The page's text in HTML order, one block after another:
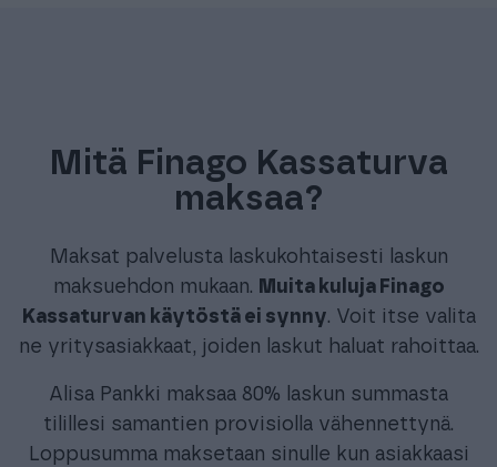
Mitä Finago Kassaturva
maksaa?
Maksat palvelusta laskukohtaisesti laskun
maksuehdon mukaan. Muita kuluja Finago
Kassaturvan käytöstä ei synny. Voit itse valita
ne yritysasiakkaat, joiden laskut haluat rahoittaa.
Alisa Pankki maksaa 80% laskun summasta
tilillesi samantien provisiolla vähennettynä.
Loppusumma maksetaan sinulle kun asiakkaasi